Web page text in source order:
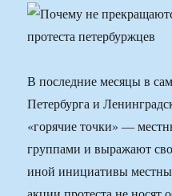
В последние месяцы в
Петербурга и
«горячие точки» —
группами и выражают
иной инициативы